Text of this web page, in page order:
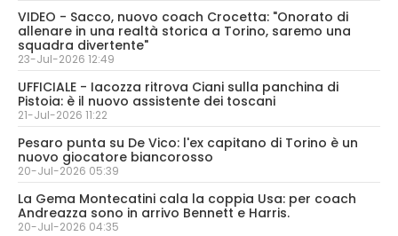
VIDEO - Sacco, nuovo coach Crocetta: "Onorato di
allenare in una realtà storica a Torino, saremo una
squadra divertente"
23-Jul-2026 12:49
UFFICIALE - Iacozza ritrova Ciani sulla panchina di
Pistoia: è il nuovo assistente dei toscani
21-Jul-2026 11:22
Pesaro punta su De Vico: l'ex capitano di Torino è un
nuovo giocatore biancorosso
20-Jul-2026 05:39
La Gema Montecatini cala la coppia Usa: per coach
Andreazza sono in arrivo Bennett e Harris.
20-Jul-2026 04:35